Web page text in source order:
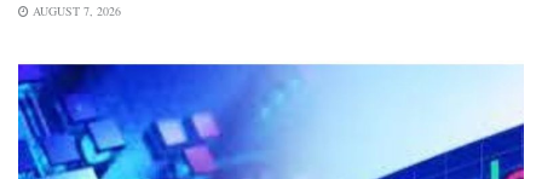
AUGUST 7, 2026